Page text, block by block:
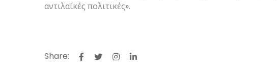
αντιλαϊκές πολιτικές».
Share: